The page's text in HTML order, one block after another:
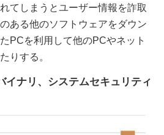
てしまうとユーザー情報を詐取
ある他のソフトウェアをダウン
PCを利用して他のPCやネット
りする。
イナリ、システムセキュリティ